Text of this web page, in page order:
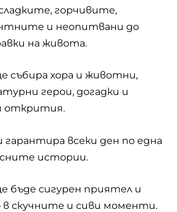
горчивите,
и неопитвани до
на живота.
събира хора и животни,
герои, догадки и
открития.
гарантира всеки ден по една
истории.
бъде сигурен приятел и
в скучните и сиви моменти.